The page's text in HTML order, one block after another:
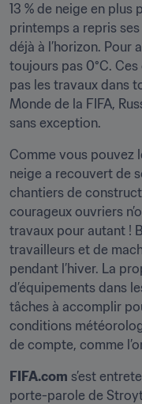
13 % de neige en plus
printemps a repris
déjà à l’horizon. Pour
toujours pas 0°C.
pas les travaux dans
Monde de la FIFA,
sans exception.
Comme vous pouvez
neige a recouvert de
chantiers de
courageux ouvriers
travaux pour autant !
travailleurs et de
pendant l’hiver. La
d’équipements dans
tâches à accomplir
conditions
de compte, comme
FIFA.com s’est
porte-parole de